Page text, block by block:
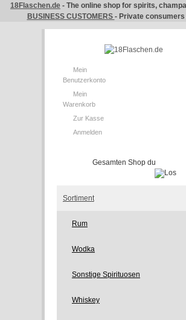
18Flaschen.de - The online shop for spirits,
BUSINESS CUSTOMERS - Private
Mein
Benutzerkonto
Mein
Warenkorb
Zur Kasse
Anmelden
Sortiment
Rum
Wodka
Sonstige Spirituosen
Whiskey